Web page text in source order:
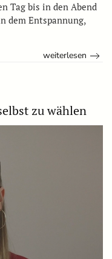
Tag bis in den Abend
dem Entspannung,
weiterlesen
zu wählen